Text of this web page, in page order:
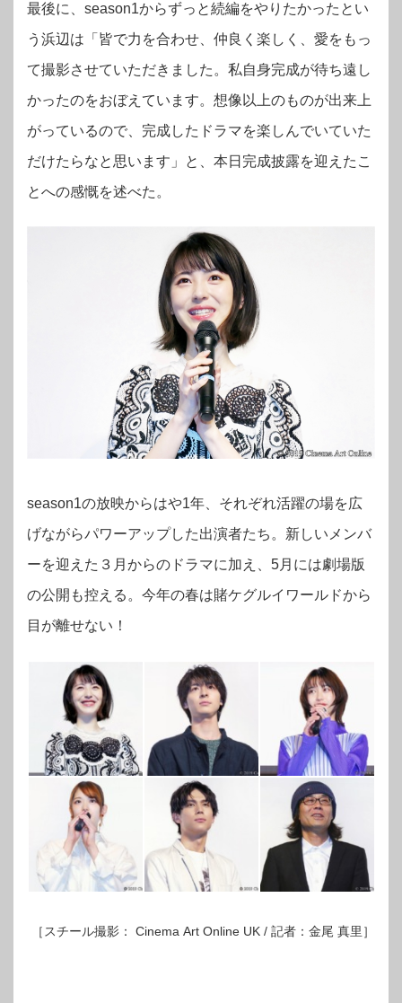
最後に、season1からずっと続編をやりたかったとい
う浜辺は「皆で力を合わせ、仲良く楽しく、愛をもっ
て撮影させていただきました。私自身完成が待ち遠し
かったのをおぼえています。想像以上のものが出来上
がっているので、完成したドラマを楽しんでいていた
だけたらなと思います」と、本日完成披露を迎えたこ
とへの感慨を述べた。
season1の放映からはや1年、それぞれ活躍の場を広
げながらパワーアップした出演者たち。新しいメンバ
ーを迎えた３月からのドラマに加え、5月には劇場版
の公開も控える。今年の春は賭ケグルイワールドから
目が離せない！
［スチール撮影： Cinema Art Online UK / 記者：金尾 真里］